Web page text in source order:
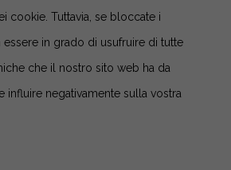
cookie. Tuttavia, se bloccate i
in grado di usufruire di tutte
che il nostro sito web ha da
influire negativamente sulla vostra